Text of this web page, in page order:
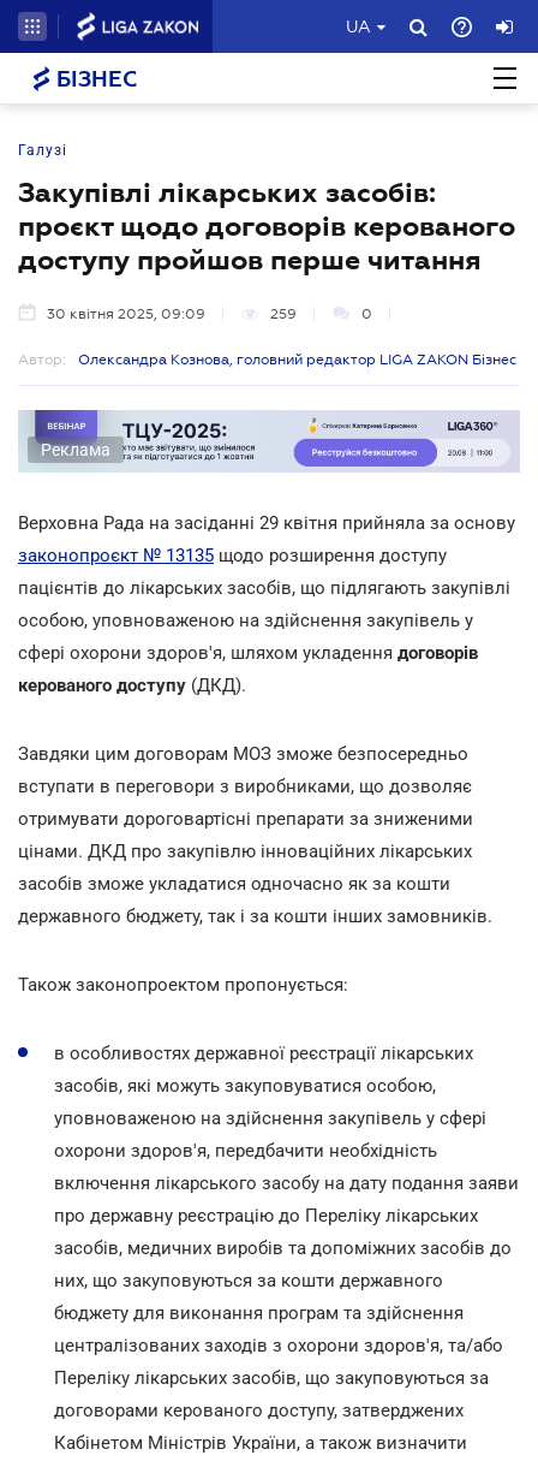
UA
БІЗНЕС
Галузі
Закупівлі лікарських засобів:
проєкт щодо договорів керованого
доступу пройшов перше читання
30 квітня 2025, 09:09 259 0
Автор: Олександра Кознова, головний редактор LIGA ZAKON Бізнес
Реклама
Верховна Рада на засіданні 29 квітня прийняла за основу
законопроєкт № 13135 щодо розширення доступу
пацієнтів до лікарських засобів, що підлягають закупівлі
особою, уповноваженою на здійснення закупівель у
сфері охорони здоров'я, шляхом укладення договорів
керованого доступу (ДКД).
Завдяки цим договорам МОЗ зможе безпосередньо
вступати в переговори з виробниками, що дозволяє
отримувати дороговартісні препарати за зниженими
цінами. ДКД про закупівлю інноваційних лікарських
засобів зможе укладатися одночасно як за кошти
державного бюджету, так і за кошти інших замовників.
Також законопроектом пропонується:
в особливостях державної реєстрації лікарських
засобів, які можуть закуповуватися особою,
уповноваженою на здійснення закупівель у сфері
охорони здоров'я, передбачити необхідність
включення лікарського засобу на дату подання заяви
про державну реєстрацію до Переліку лікарських
засобів, медичних виробів та допоміжних засобів до
них, що закуповуються за кошти державного
бюджету для виконання програм та здійснення
централізованих заходів з охорони здоров'я, та/або
Переліку лікарських засобів, що закуповуються за
договорами керованого доступу, затверджених
Кабінетом Міністрів України, а також визначити